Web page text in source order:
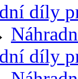
díly
díly